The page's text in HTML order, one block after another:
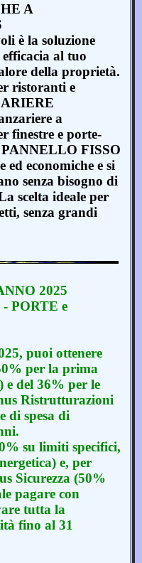
A
è la soluzione
al tuo
della proprietà.
ristoranti e
a
finestre e porte-
FISSO
economiche e si
senza bisogno di
scelta ideale per
senza grandi
2025
PORTE e
puoi ottenere
per la prima
e del 36% per le
Ristrutturazioni
di spesa di
su limiti specifici,
e, per
Sicurezza (50%
pagare con
tutta la
fino al 31